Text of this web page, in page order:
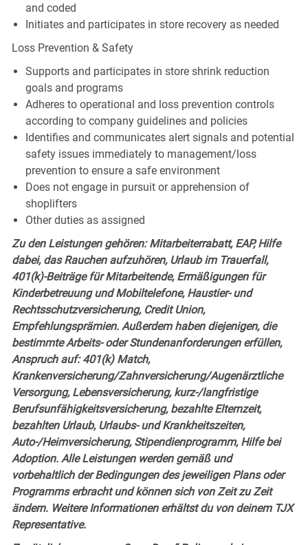
and coded
Initiates and participates in store recovery as needed
Loss Prevention & Safety
Supports and participates in store shrink reduction
goals and programs
Adheres to operational and loss prevention controls
according to company guidelines and policies
Identifies and communicates alert signals and potential
safety issues immediately to management/loss
prevention to ensure a safe environment
Does not engage in pursuit or apprehension of
shoplifters
Other duties as assigned
Zu den Leistungen gehören: Mitarbeiterrabatt, EAP, Hilfe
dabei, das Rauchen aufzuhören, Urlaub im Trauerfall,
401(k)-Beiträge für Mitarbeitende, Ermäßigungen für
Kinderbetreuung und Mobiltelefone, Haustier- und
Rechtsschutzversicherung, Credit Union,
Empfehlungsprämien. Außerdem haben diejenigen, die
bestimmte Arbeits- oder Stundenanforderungen erfüllen,
Anspruch auf: 401(k) Match,
Krankenversicherung/Zahnversicherung/Augenärztliche
Versorgung, Lebensversicherung, kurz-/langfristige
Berufsunfähigkeitsversicherung, bezahlte Elternzeit,
bezahlten Urlaub, Urlaubs- und Krankheitszeiten,
Auto-/Heimversicherung, Stipendienprogramm, Hilfe bei
Adoption. Alle Leistungen werden gemäß und
vorbehaltlich der Bedingungen des jeweiligen Plans oder
Programms erbracht und können sich von Zeit zu Zeit
ändern. Weitere Informationen erhältst du von deinem TJX
Representative.